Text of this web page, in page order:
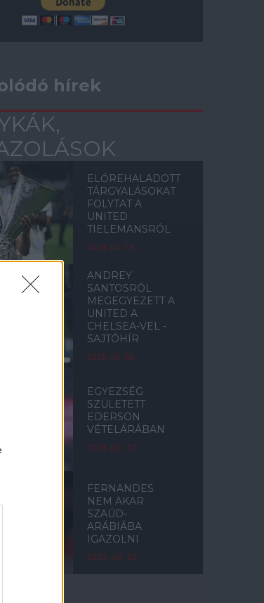
hírek
ELŐREHALADOTT
TÁRGYALÁSOKAT
FOLYTAT A
UNITED
TIELEMANSRÓL
2026. júl. 13.
ANDREY
SANTOSRÓL
MEGEGYEZETT A
UNITED A
CHELSEA-VEL -
SAJTÓHÍR
2026. júl. 08.
EGYEZSÉG
SZÜLETETT
EDERSON
VÉTELÁRÁBAN
2026. jún. 03.
FERNANDES
NEM AKAR
SZAÚD-
ARÁBIÁBA
IGAZOLNI
2025. jún. 03.